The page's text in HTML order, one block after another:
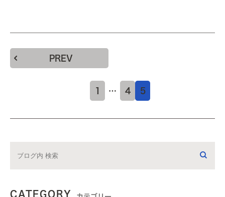
PREV
1 … 4 5
CATEGORY